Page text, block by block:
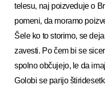
telesu, naj poizveduje o
pomeni, da moramo
Šele ko to storimo, se
zavesti. Po čem bi se
spolno občujejo, le da
Golobi se parijo